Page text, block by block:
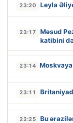
23:20 Leyla
23:17
Məsud
katibini
23:14
23:11
22:25 Bu